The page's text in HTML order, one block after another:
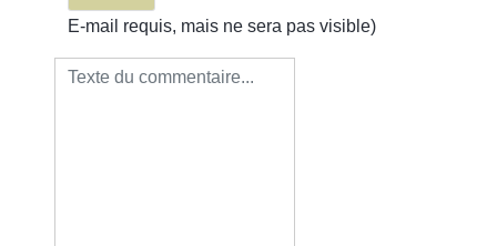
E-mail requis, mais ne sera pas visible)